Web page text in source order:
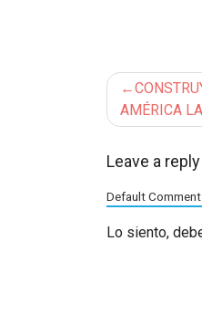
de
entradas
AMÉRICA
Leave a reply
Default
Lo siento,